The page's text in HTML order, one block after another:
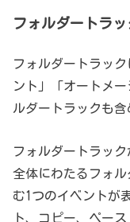
フォルダートラ
フォルダートラッ
ント」「オートメ
ルダートラックも含
フォルダートラッ
全体にわたるフォ
む1つのイベントが
ト、コピー、ペー